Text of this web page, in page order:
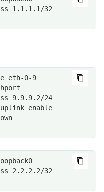
1.1.1.1/32
eth-0-9
9.9.9.2/24
enable
2.2.2.2/32